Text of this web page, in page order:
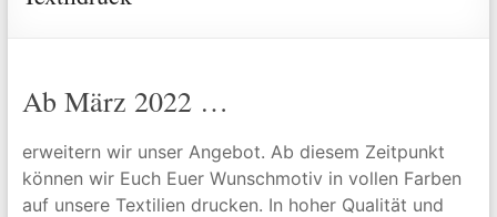
Ab März 2022 …
erweitern wir unser Angebot. Ab diesem Zeitpunkt
können wir Euch Euer Wunschmotiv in vollen Farben
auf unsere Textilien drucken. In hoher Qualität und